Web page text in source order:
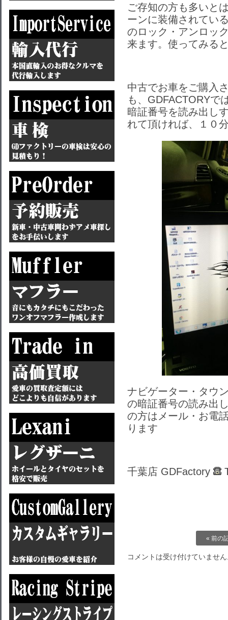
ご存知の方も多いと
ーンに装備されてい
のロック・アンロッ
来ます。使ってみる
中古でお車をご購入
も、GDFACTORYで
暗証番号を読み出し
れて頂ければ、１０
ナビゲーター・タウ
の暗証番号の読み出
の方はメール・お電
ります
千葉店 GDFactory
« 前の
コメントは受け付けていませ